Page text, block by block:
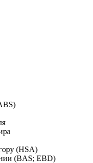
(HSA)
(BAS; EBD)